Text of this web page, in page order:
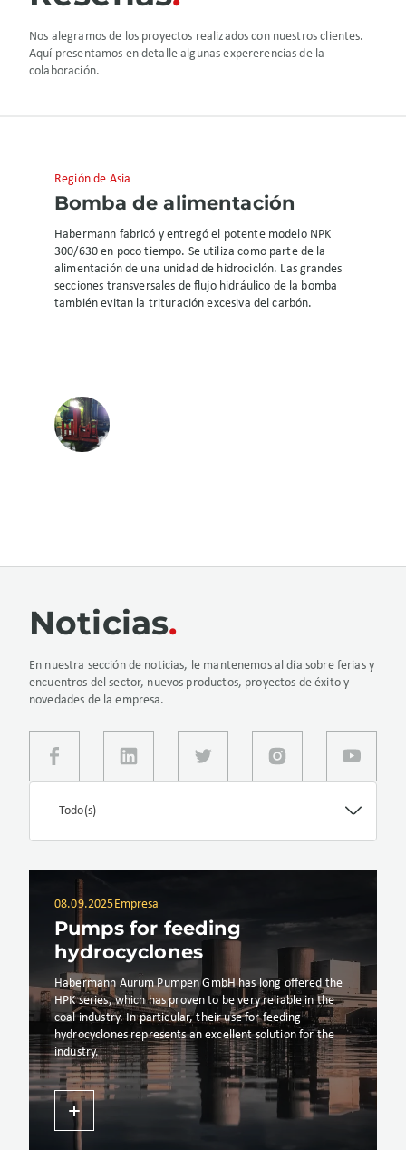
Nos alegramos de los proyectos realizados con nuestros clientes.
Aquí presentamos en detalle algunas expererencias de la
colaboración.
Región de Asia
Bomba de alimentación
Habermann fabricó y entregó el potente modelo NPK
300/630 en poco tiempo. Se utiliza como parte de la
alimentación de una unidad de hidrociclón. Las grandes
secciones transversales de flujo hidráulico de la bomba
también evitan la trituración excesiva del carbón.
Noticias
En nuestra sección de noticias, le mantenemos al día sobre ferias y
encuentros del sector, nuevos productos, proyectos de éxito y
novedades de la empresa.
Todo(s)
08.09.2025Empresa
Pumps for feeding
hydrocyclones
Habermann Aurum Pumpen GmbH has long offered the
HPK series, which has proven to be very reliable in the
coal industry. In particular, their use for feeding
hydrocyclones represents an excellent solution for the
industry.